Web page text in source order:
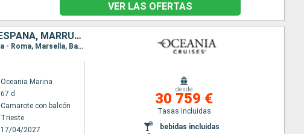
VER LAS OFERTAS
ITALIA, ESLOVENIA, CROACIA, MONTENEGRO, GRECIA, MALLORCA, ESPAÑA, MARRUECOS, PORTUGAL, FRANCIA, PAISES BAJOS, ALEMANIA, BÉLGICA, AUSTRALIA, REINO UNIDO, IRLANDA, DINAMARCA, FINLANDIA, ESTONIA, LETONIA
Itinerario : Trieste, Koper, Zadar, Kotor, Corfú, Argostoli, Catania, Salerno, Civitavecchia - Roma, Marsella, Barcelona, Palma de Mallorca, Valencia, Cartagena, Alicante, Motril, Tánger, Sevilla, Casablanca, Portimao, Oporto, Lisboa, Oporto, Vigo, La Coruña, Gijón, Bilbao, Pauillac, Puerto de San Pedro, Le Havre, Rotterdam, Ijmuiden, Hamburgo, Zeebrugge, Southampton, Newcastle, Queensferry, Aberdeen, Lerwick, Fowey, Stornoway, Belfast, Liverpool, Cork, Falmouth, Southampton, Skagen, Copenhague, Estocolmo, Helsinki, Tallin, Riga, Visby, Warnemunde, Arhus, Southampton
Oceania Marina
67 d
Camarote con balcón
Trieste
17/04/2027
desde
30 759 €
Tasas incluidas
bebidas incluidas